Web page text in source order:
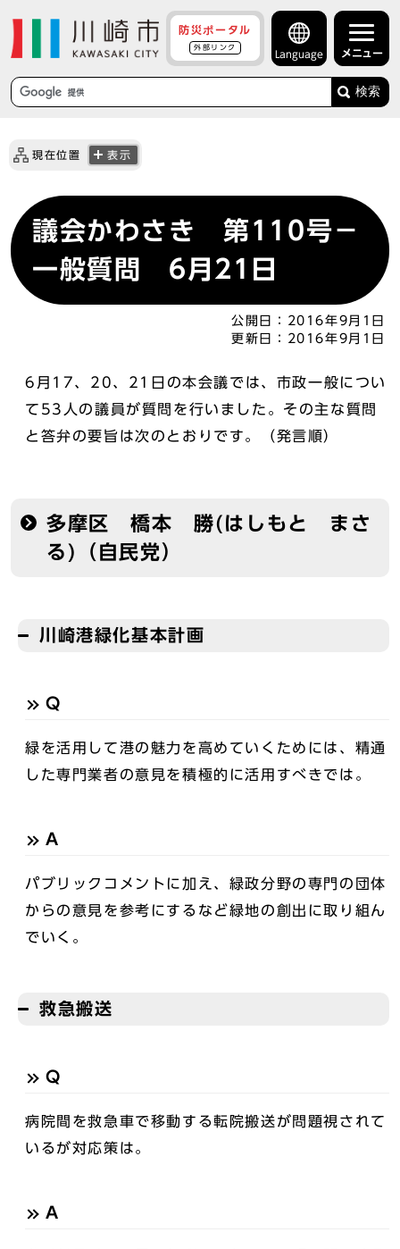
防災ポータル
外部リンク
Language メニュー
検索
現在位置 表示
議会かわさき 第110号－
一般質問 6月21日
公開日：
2016年9月1日
更新日：
2016年9月1日
6月17、20、21日の本会議では、市政一般につい
て53人の議員が質問を行いました。その主な質問
と答弁の要旨は次のとおりです。（発言順）
多摩区 橋本 勝(はしもと まさ
る)（自民党）
川崎港緑化基本計画
Q
緑を活用して港の魅力を高めていくためには、精通
した専門業者の意見を積極的に活用すべきでは。
A
パブリックコメントに加え、緑政分野の専門の団体
からの意見を参考にするなど緑地の創出に取り組ん
でいく。
救急搬送
Q
病院間を救急車で移動する転院搬送が問題視されて
いるが対応策は。
A